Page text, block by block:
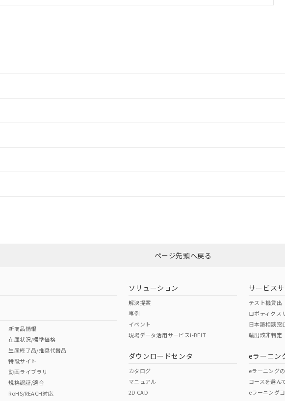
ダウンロードはこちら
Cr(VI)
（日本
（アメリカ
この製品の規格認証/適
その他の認証はこちらのページから
ページ先頭へ戻る
新商品情報
在庫状況/標準価格
生産終了品/推奨代替品
特設サイト
動画ライブラリ
規格認証/適合
RoHS/REACH対応
ソリューション
解決提案
事例
イベント
現場データ活用サービスi-BELT
ダウンロードセンタ
カタログ
マニュアル
2D CAD
サービス
テスト機貸出
ロボティクス
日本語相談窓
輸出該非判定
eラーニン
eラーニング
コースを選ん
eラーニング